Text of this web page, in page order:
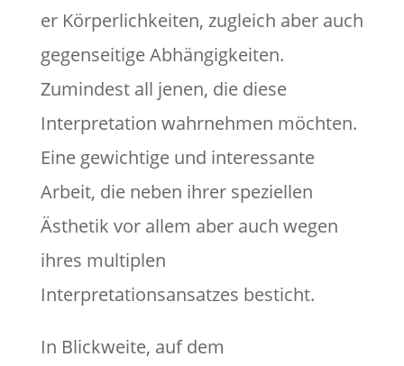
er Körperlichkeiten, zugleich aber auch
gegenseitige Abhängigkeiten.
Zumindest all jenen, die diese
Interpretation wahrnehmen möchten.
Eine gewichtige und interessante
Arbeit, die neben ihrer speziellen
Ästhetik vor allem aber auch wegen
ihres multiplen
Interpretationsansatzes besticht.
In Blickweite, auf dem